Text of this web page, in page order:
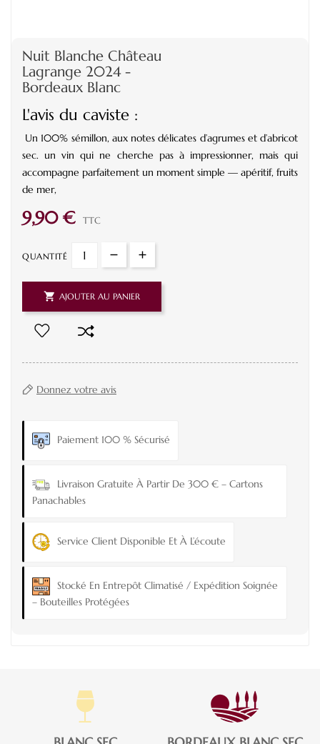
Nuit Blanche Château
Lagrange 2024 -
Bordeaux Blanc
L'avis du caviste :
Un 100% sémillon, aux notes délicates d’agrumes et d’abricot
sec.un vin qui ne cherche pas à impressionner, mais qui
accompagne parfaitement un moment simple — apéritif, fruits
de mer,
9,90 € TTC
QUANTITÉ
 AJOUTER AU PANIER
Donnez votre avis
Paiement 100 % Sécurisé
Livraison Gratuite À Partir De 300 € – Cartons
Panachables
Service Client Disponible Et À L’écoute
Stocké En Entrepôt Climatisé / Expédition Soignée
– Bouteilles Protégées